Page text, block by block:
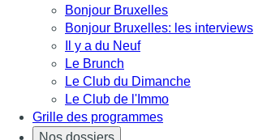
Bonjour Bruxelles
Bonjour Bruxelles: les interviews
Il y a du Neuf
Le Brunch
Le Club du Dimanche
Le Club de l'Immo
Grille des programmes
Nos dossiers